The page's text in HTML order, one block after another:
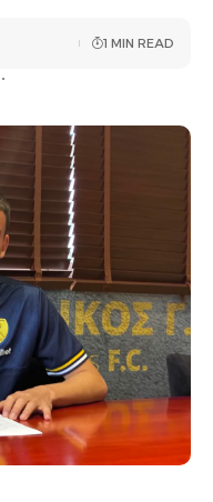
1 MIN READ